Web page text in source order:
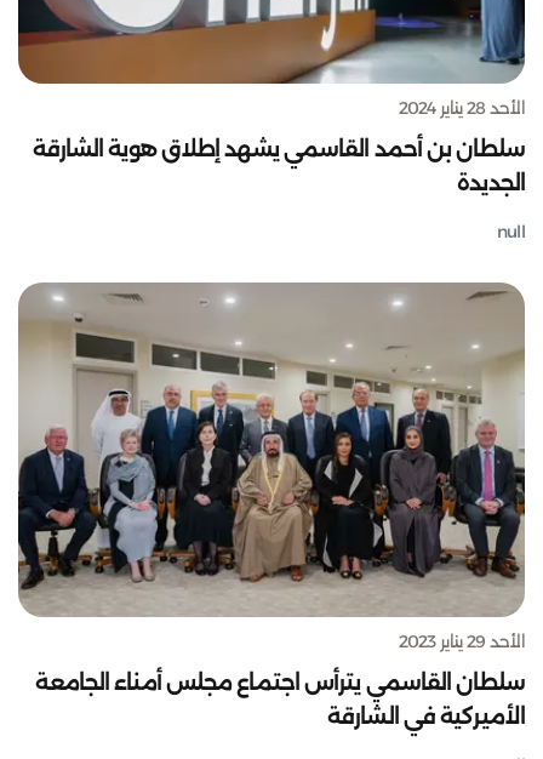
الأحد 28 يناير 2024
سلطان بن أحمد القاسمي يشهد إطلاق هوية الشارقة
الجديدة
null
الأحد 29 يناير 2023
سلطان القاسمي يترأس اجتماع مجلس أمناء الجامعة
الأميركية في الشارقة